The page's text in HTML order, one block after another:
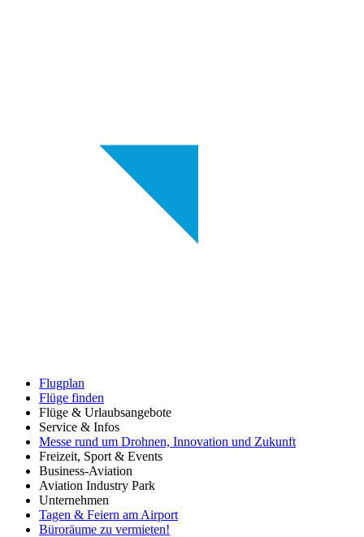
Flugplan
Flüge finden
Flüge & Urlaubsangebote
Service & Infos
Messe rund um Drohnen, Innovation und Zukunft
Freizeit, Sport & Events
Business-Aviation
Aviation Industry Park
Unternehmen
Tagen & Feiern am Airport
Büroräume zu vermieten!